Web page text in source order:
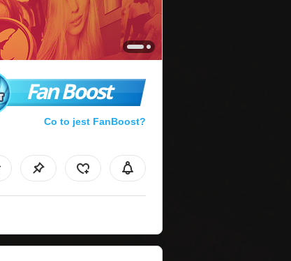
Fan Boost
Co to jest FanBoost?